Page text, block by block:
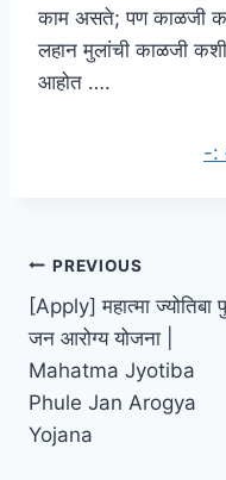
काम असते; पण काळजी
लहान मुलांची काळजी कशी
आहोत ….
-:
Post
navigation
PREVIOUS
[Apply] महात्मा ज्योतिबा
जन आरोग्य योजना |
Mahatma Jyotiba
Phule Jan Arogya
Yojana